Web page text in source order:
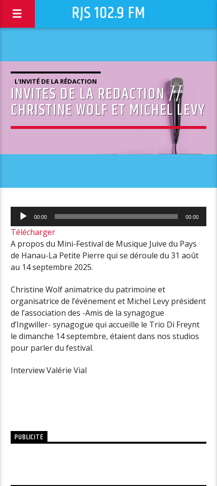
RJS 102.9 FM
L'INVITÉ DE LA RÉDACTION
INVITES DE LA REDACTION //
CHRISTINE WOLF ET MICHEL LEVY
Lecteur
audio
00:00 00:00
Télécharger
A propos du Mini-Festival de Musique Juive du Pays
de Hanau-La Petite Pierre qui se déroule du 31 août
au 14 septembre 2025.
Christine Wolf animatrice du patrimoine et
organisatrice de l’événement et Michel Levy président
de l’association des -Amis de la synagogue
d’Ingwiller- synagogue qui accueille le Trio Di Freynt
le dimanche 14 septembre, étaient dans nos studios
pour parler du festival.
Interview Valérie Vial
PUBLICITÉ